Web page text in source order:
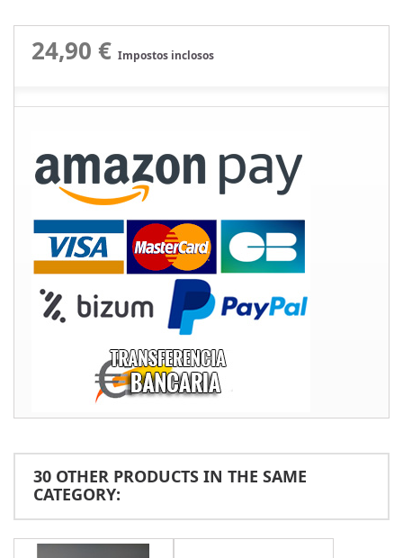
24,90 € Impostos inclosos
30 OTHER PRODUCTS IN THE SAME
CATEGORY: